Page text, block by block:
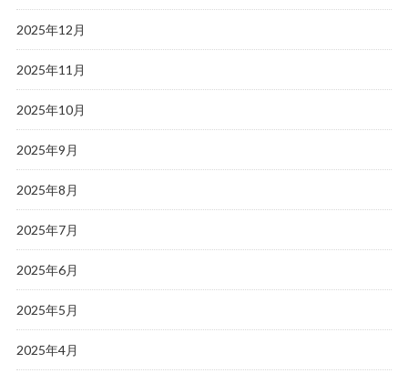
2025年12月
2025年11月
2025年10月
2025年9月
2025年8月
2025年7月
2025年6月
2025年5月
2025年4月